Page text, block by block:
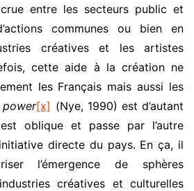
entre les secteurs public et
communes ou bien en
créatives et les artistes
cette aide à la création ne
les Français mais aussi les
[x] (Nye, 1990) est d’autant
oblique et passe par l’autre
directe du pays. En ça, il
l’émergence de sphères
créatives et culturelles